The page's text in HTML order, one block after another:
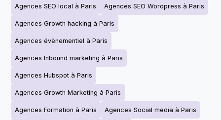
Agences SEO local à Paris Agences SEO Wordpress à Paris
Agences Growth hacking à Paris
Agences évènementiel à Paris
Agences Inbound marketing à Paris
Agences Hubspot à Paris
Agences Growth Marketing à Paris
Agences Formation à Paris Agences Social media à Paris